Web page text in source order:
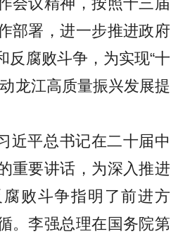
会议精神，按照十三届
部署，进一步推进政府
反腐败斗争，为实现“十
龙江高质量振兴发展提
近平总书记在二十届中
重要讲话，为深入推进
败斗争指明了前进方
。李强总理在国务院第